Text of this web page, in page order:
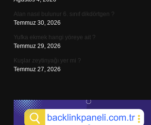
Alan nasıl bulunur 6. sınıf dikdörtgen ?
Temmuz 30, 2026
Yufka ekmek hangi yöreye ait ?
Temmuz 29, 2026
Kuşlar zeytinyağı yer mi ?
Temmuz 27, 2026